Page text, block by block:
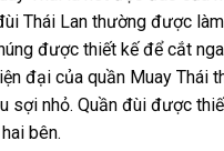
Thái Lan thường được
được thiết kế để cắt
đại của quần Muay Thái
sợi nhỏ. Quần đùi được
bên.